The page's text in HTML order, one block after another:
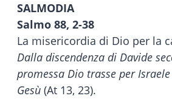
SALMODIA
Salmo 88, 2-38
La misericordia di Dio per la
Dalla discendenza di Davide
promessa Dio trasse per
Gesù (At 13, 23).